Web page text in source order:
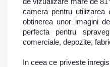
camera pentru
obtinerea unor imagini
perfecta pentru
comerciale, depozite,
In ceea ce priveste